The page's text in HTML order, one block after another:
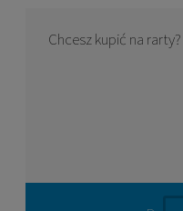
Chcesz kupić na rarty?